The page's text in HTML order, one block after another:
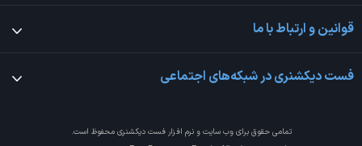
قوانین و ارتباط با ما
فست دیکشنری در شبکه‌های اجتماعی
تمامی حقوق برای وب سایت و نرم افزارفست دیکشنری محفوظ است.